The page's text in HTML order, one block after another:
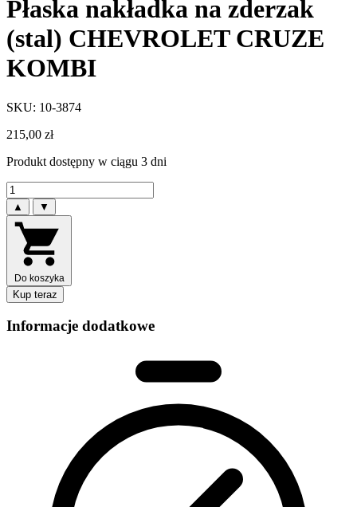
Płaska nakładka na zderzak
(stal) CHEVROLET CRUZE
KOMBI
SKU: 10-3874
215,00 zł
Produkt dostępny w ciągu 3 dni
▲ ▼
Do koszyka
Kup teraz
Informacje dodatkowe